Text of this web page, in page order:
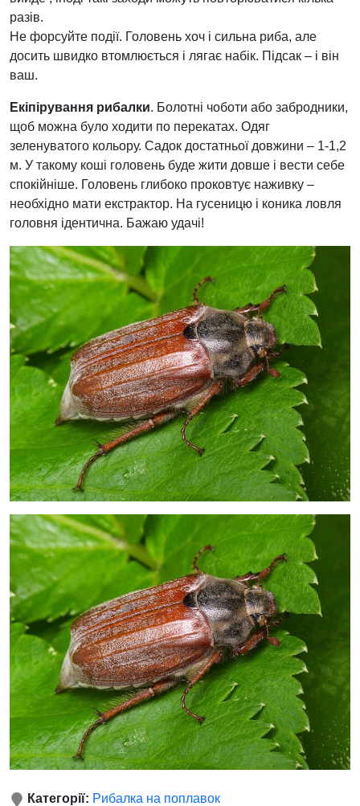
разів.
Не форсуйте події. Головень хоч і сильна риба, але
досить швидко втомлюється і лягає набік. Підсак – і він
ваш.
Екіпірування рибалки. Болотні чоботи або забродники,
щоб можна було ходити по перекатах. Одяг
зеленуватого кольору. Садок достатньої довжини – 1-1,2
м. У такому коші головень буде жити довше і вести себе
спокійніше. Головень глибоко проковтує наживку –
необхідно мати екстрактор. На гусеницю і коника ловля
головня ідентична. Бажаю удачі!
Категорії: Рибалка на поплавок